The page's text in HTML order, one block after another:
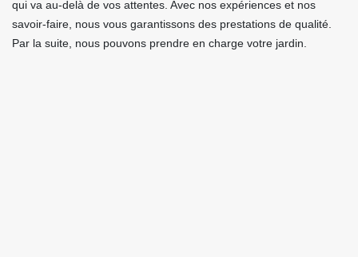
qui va au-delà de vos attentes. Avec nos expériences et nos
savoir-faire, nous vous garantissons des prestations de qualité.
Par la suite, nous pouvons prendre en charge votre jardin.